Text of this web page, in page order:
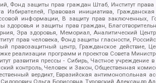
Фонд защиты прав граждан Штаб, Институт
Правовая инициатива, Гражданская
информации, В защиту прав заключенных,
здоровья и защиты прав граждан,
Эра здоровья, Мемориал, Аналитический
прав человека, Фонд защиты гласности,
правозащитный центр, Гражданское действие,
программ и проектов Совета
развития прессы - Сибирь, Частное учреждение
контроль, Человек и Закон, Общественная
вердикт, Евразийская антимонопольная
Ольга Борисовна, Туровский Александр